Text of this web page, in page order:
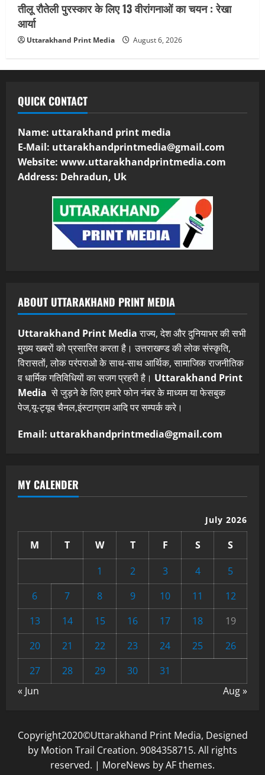
तीलू रौतेली पुरस्कार के लिए 13 वीरांगनाओं का चयन : रेखा
आर्या
Uttarakhand Print Media August 6, 2026
QUICK CONTACT
Name: uttarakhand print media
E-Mail: uttarakhandprintmedia@gmail.com
Website: www.uttarakhandprintmedia.com
Address: Dehradun, Uk
ABOUT UTTARAKHAND PRINT MEDIA
Uttarakhand Print Mediaराज्य, देश और दुनियाभर की सभी
मुख्य खबरों को प्रसारित करता है। उत्तराखण्ड की लोक संस्कृति,
विरासतों, लोक परंपराओ के साथ-साथ आर्थिक, सामाजिक राजनीतिक
व धार्मिक गतिविधियों का सजग प्रहरी है। Uttarakhand Print
Media से जुड़ने के लिए हमारे फोन नंबर के माध्यम या फेसबुक
पेज,यू-ट्यूब चैनल,इंस्टाग्राम आदि पर सम्पर्क करे।
Email: uttarakhandprintmedia@gmail.com
MY CALENDER
July 2026
M T W T F S
S
1
2 3 4
5
6
7 8 9 10 11
12
13
14 15 16 17 18
19
20
21 22 23 24 25
26
27
28 29 30
31
« Jun
Aug »
Copyright2020©Uttarakhand Print Media, Designed
by Motion Trail Creation. 9084358715. All rights
reserved. | MoreNews by AF themes.